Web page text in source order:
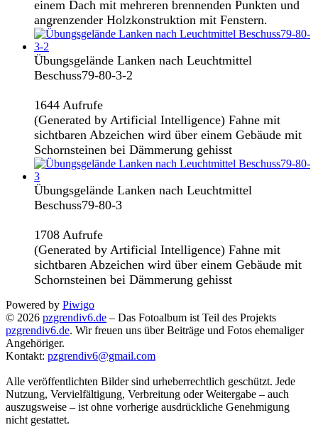
einem Dach mit mehreren brennenden Punkten und
angrenzender Holzkonstruktion mit Fenstern.
Übungsgelände Lanken nach Leuchtmittel
Beschuss79-80-3-2
1644 Aufrufe
(Generated by Artificial Intelligence) Fahne mit
sichtbaren Abzeichen wird über einem Gebäude mit
Schornsteinen bei Dämmerung gehisst
Übungsgelände Lanken nach Leuchtmittel
Beschuss79-80-3
1708 Aufrufe
(Generated by Artificial Intelligence) Fahne mit
sichtbaren Abzeichen wird über einem Gebäude mit
Schornsteinen bei Dämmerung gehisst
Powered by Piwigo
© 2026 pzgrendiv6.de – Das Fotoalbum ist Teil des Projekts
pzgrendiv6.de. Wir freuen uns über Beiträge und Fotos ehemaliger
Angehöriger.
Kontakt: pzgrendiv6@gmail.com
Alle veröffentlichten Bilder sind urheberrechtlich geschützt. Jede
Nutzung, Vervielfältigung, Verbreitung oder Weitergabe – auch
auszugsweise – ist ohne vorherige ausdrückliche Genehmigung
nicht gestattet.